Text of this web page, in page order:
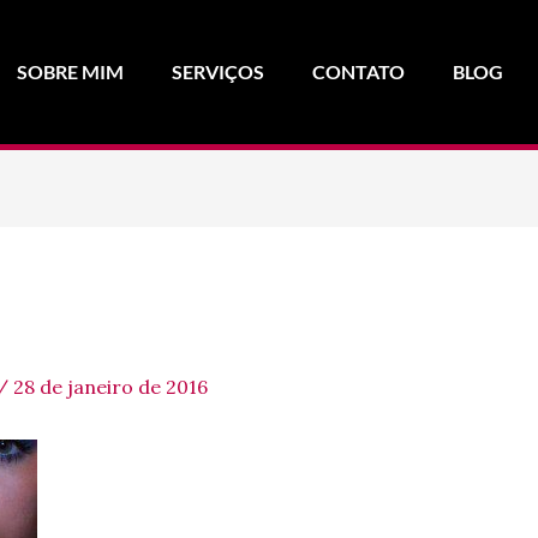
SOBRE MIM SERVIÇOS CONTATO BLOG
/ 28 de janeiro de 2016